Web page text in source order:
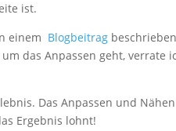
ist.
einem Blogbeitrag
um das Anpassen geht, verrate
Das Anpassen und
Ergebnis lohnt!